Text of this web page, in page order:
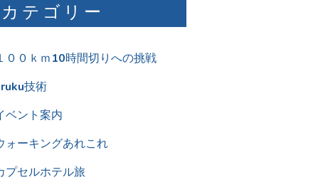
カテゴリー
００ｋｍ10時間切りへの挑戦
技術
ベント案内
ォーキングあれこれ
プセルホテル旅